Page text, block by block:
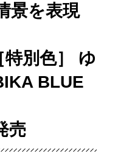
景を表現
別色］ ゆ
BLUE
売